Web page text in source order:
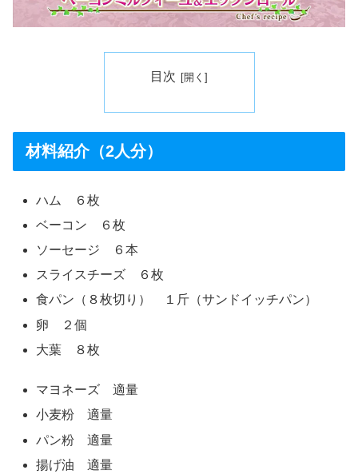
目次
材料紹介（2人分）
ハム ６枚
ベーコン ６枚
ソーセージ ６本
スライスチーズ ６枚
食パン（８枚切り） １斤（サンドイッチパン）
卵 ２個
大葉 ８枚
マヨネーズ 適量
小麦粉 適量
パン粉 適量
揚げ油 適量